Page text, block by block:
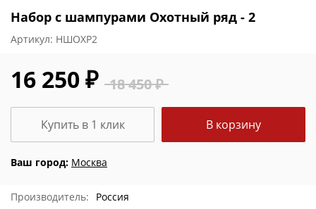
Набор с шампурами Охотный ряд - 2
Артикул: НШОХР2
18 450 ₽
16 250 ₽
Ваш город: Москва
В корзину
Купить в 1 клик
Производитель: Россия